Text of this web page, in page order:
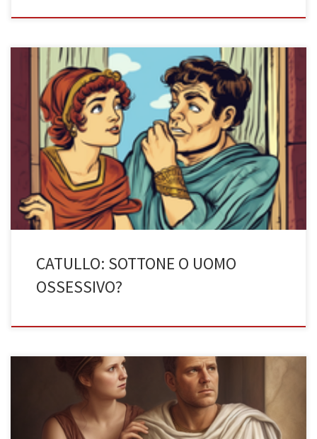
Una storia presunta di love addiction (di Aurora Giobergia, 3BST
a.s. 2022/23) Catullo e l’amore della sua vita Non c’è alcun dubbio
che Catullo, il più celebre poeta novus e latin lover dell’antica
Roma, sia un grande esperto nel descrivere le sue passioni
amorose attraverso opere indimenticabili. La donna amata […]
CATULLO: SOTTONE O UOMO
OSSESSIVO?
Era Lesbia che tradiva Catullo o viceversa? (di Andrea Martinengo,
3BST a.s. 2022/23) La letteratura latina ci presenta Catullo come un